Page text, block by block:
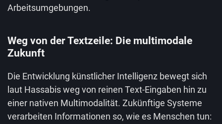
Arbeitsumgebungen.
Weg von der Textzeile: Die multimodale
Zukunft
Die Entwicklung künstlicher Intelligenz bewegt sich
laut Hassabis weg von reinen Text-Eingaben hin zu
einer nativen Multimodalität. Zukünftige Systeme
verarbeiten Informationen so, wie es Menschen tun: